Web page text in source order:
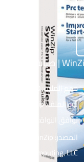
تحميل برنامج WinZip System Utilities Suite | صيانة وتسريع
حجم الملف: 50 MB
نوع الملف: Zip
توافق النواة: 64-Bit
المصدر: WinZip
Computing, LLC‏